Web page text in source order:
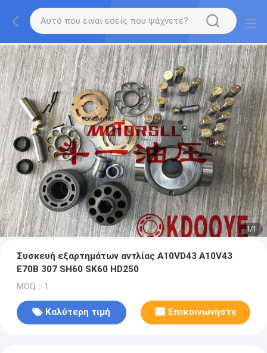
1/1
Συσκευή εξαρτημάτων αντλίας A10VD43 A10V43
E70B 307 SH60 SK60 HD250
MOQ：1
Καλύτερη τιμή Επικοινωνήστε